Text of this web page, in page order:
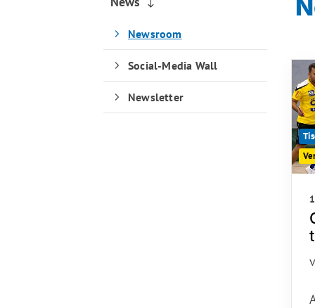
Newsroom
Social-Media Wall
Newsletter